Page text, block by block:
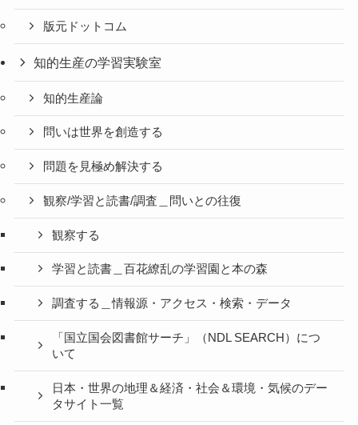
版元ドットコム
知的生産の学習実験室
知的生産論
問いは世界を創造する
問題を見極め解決する
観察/学習と読書/調査＿問いとの往復
観察する
学習と読書＿百花繚乱の学習園と本の森
調査する＿情報源・アクセス・検索・データ
「国立国会図書館サーチ」（NDL SEARCH）につ
いて
日本・世界の地理＆経済・社会＆環境・気候のデー
タサイト一覧